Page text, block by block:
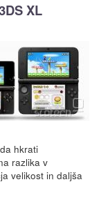
XL
hkrati
razlika v
velikost in daljša